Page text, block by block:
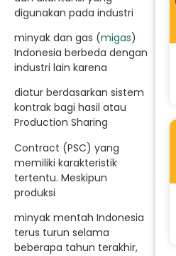
digunakan pada industri
minyak dan gas (migas)
Indonesia berbeda dengan
industri lain karena
diatur berdasarkan sistem
kontrak bagi hasil atau
Production Sharing
Contract (PSC) yang
memiliki karakteristik
tertentu. Meskipun
produksi
minyak mentah Indonesia
terus turun selama
beberapa tahun terakhir,